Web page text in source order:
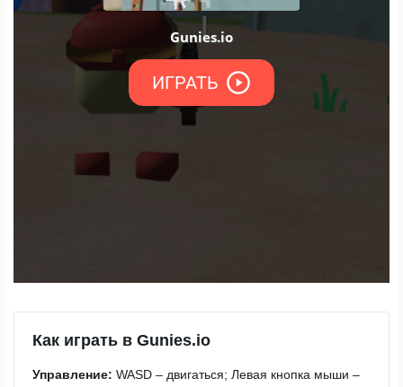
Как играть в Gunies.io
Управление: WASD – двигаться; Левая кнопка мыши –